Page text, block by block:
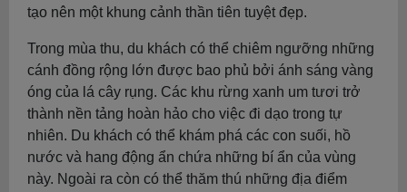
tạo nên một khung cảnh thần tiên tuyệt đẹp.
Trong mùa thu, du khách có thể chiêm ngưỡng những
cánh đồng rộng lớn được bao phủ bởi ánh sáng vàng
óng của lá cây rụng. Các khu rừng xanh um tươi trở
thành nền tảng hoàn hảo cho việc đi dạo trong tự
nhiên. Du khách có thể khám phá các con suối, hồ
nước và hang động ẩn chứa những bí ẩn của vùng
này. Ngoài ra còn có thể thăm thú những địa điểm